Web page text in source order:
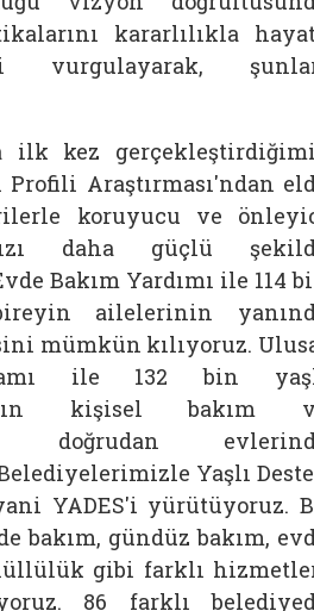
kararlılıkla
vurgulayarak,
ilk kez
Profili Araştırması'ndan
koruyucu ve
daha güçlü
Bakım Yardımı ile 114
ailelerinin
mümkün kılıyoruz.
ile 132 bin
kişisel bakım
doğrudan
Yaşlı
YADES'i yürütüyoruz.
bakım, gündüz bakım,
gibi farklı
86 farklı